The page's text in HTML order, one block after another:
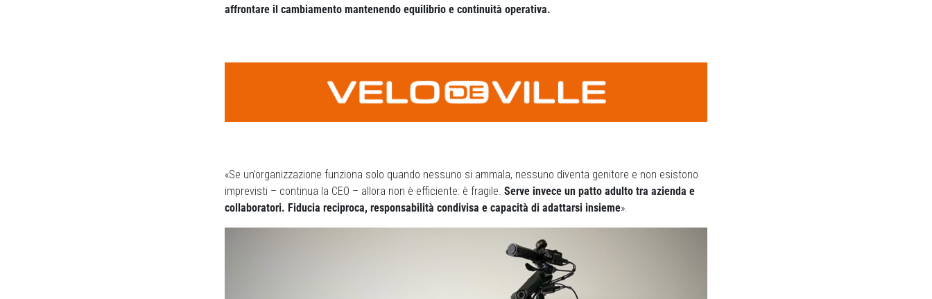
affrontare il cambiamento mantenendo equilibrio e continuità operativa.
«Se un’organizzazione funziona solo quando nessuno si ammala, nessuno diventa genitore e non esistono
imprevisti – continua la CEO – allora non è efficiente: è fragile. Serve invece un patto adulto tra azienda e
collaboratori. Fiducia reciproca, responsabilità condivisa e capacità di adattarsi insieme».